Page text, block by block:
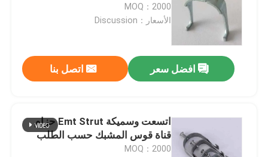
MOQ：2000
الأسعار：Discussion
افضل سعر اتصل بنا
اتسعت وسميكة Emt Strut حزام
قناة قوس المشبك حسب الطلب
MOQ：2000